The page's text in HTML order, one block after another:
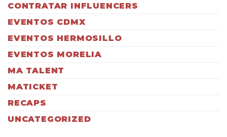
CONTRATAR INFLUENCERS
EVENTOS CDMX
EVENTOS HERMOSILLO
EVENTOS MORELIA
MA TALENT
MATICKET
RECAPS
UNCATEGORIZED